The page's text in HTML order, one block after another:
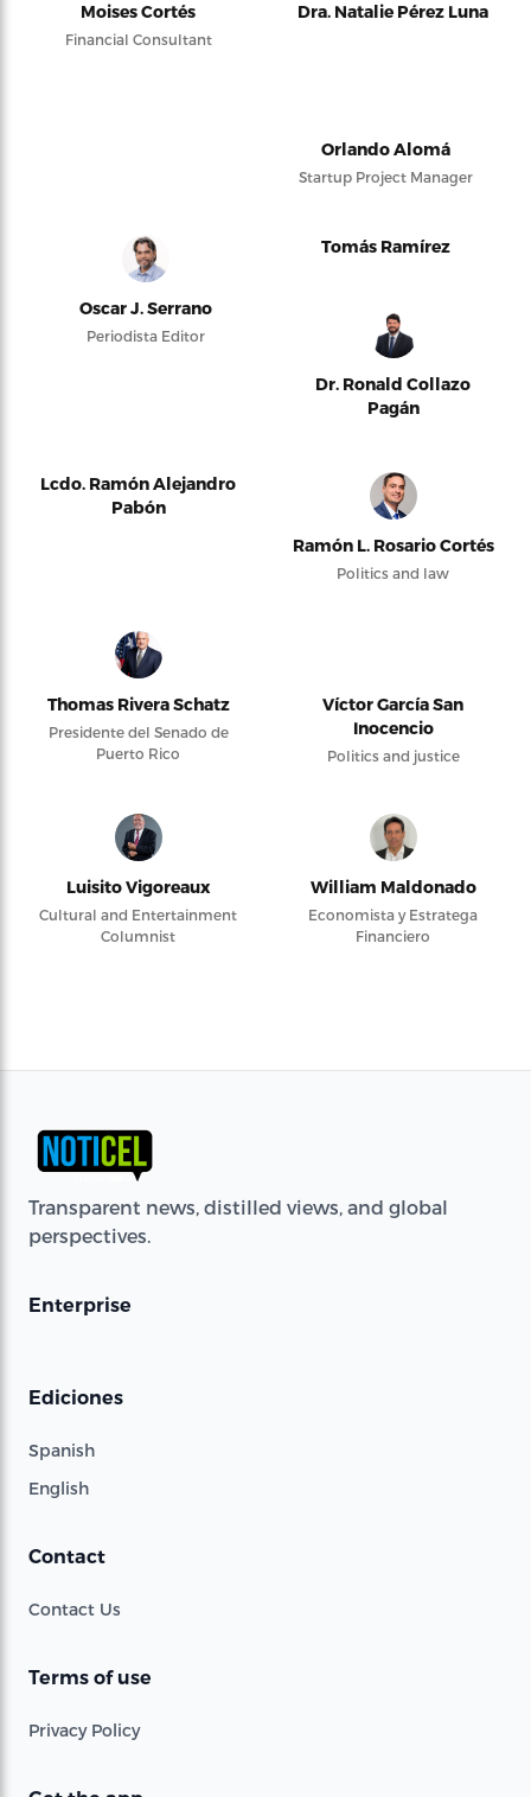
Moises Cortés
Financial Consultant
Dra. Natalie Pérez Luna
Orlando Alomá
Startup Project Manager
Oscar J. Serrano
Periodista Editor
Tomás Ramírez
Dr. Ronald Collazo
Pagán
Lcdo. Ramón Alejandro
Pabón
Ramón L. Rosario Cortés
Politics and law
Thomas Rivera Schatz
Presidente del Senado de
Puerto Rico
Víctor García San
Inocencio
Politics and justice
Luisito Vigoreaux
Cultural and Entertainment
Columnist
William Maldonado
Economista y Estratega
Financiero
Transparent news, distilled views, and global
perspectives.
Enterprise
Ediciones
Spanish
English
Contact
Contact Us
Terms of use
Privacy Policy